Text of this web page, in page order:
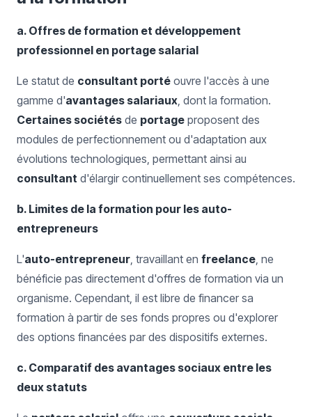
a. Offres de formation et développement
professionnel en portage salarial
Le statut de consultant porté ouvre l'accès à une
gamme d'avantages salariaux, dont la formation.
Certaines sociétés de portage proposent des
modules de perfectionnement ou d'adaptation aux
évolutions technologiques, permettant ainsi au
consultant d'élargir continuellement ses compétences.
b. Limites de la formation pour les auto-
entrepreneurs
L'auto-entrepreneur, travaillant en freelance, ne
bénéficie pas directement d'offres de formation via un
organisme. Cependant, il est libre de financer sa
formation à partir de ses fonds propres ou d'explorer
des options financées par des dispositifs externes.
c. Comparatif des avantages sociaux entre les
deux statuts